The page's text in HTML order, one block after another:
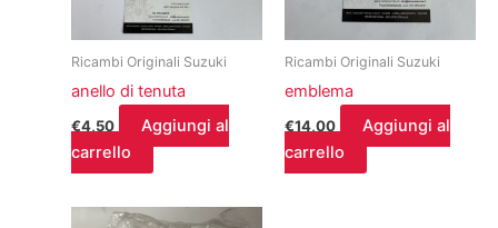
Ricambi Originali Suzuki
anello di tenuta
€4,50
Aggiungi al
carrello
Ricambi Originali Suzuki
emblema
€14,00
Aggiungi al
carrello